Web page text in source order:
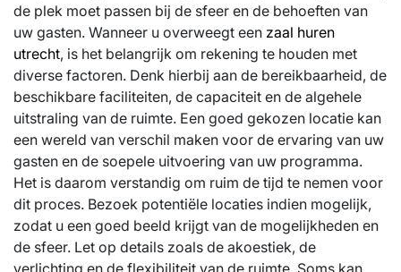
de plek moet passen bij de sfeer en de behoeften van
uw gasten. Wanneer u overweegt een zaal huren
utrecht, is het belangrijk om rekening te houden met
diverse factoren. Denk hierbij aan de bereikbaarheid, de
beschikbare faciliteiten, de capaciteit en de algehele
uitstraling van de ruimte. Een goed gekozen locatie kan
een wereld van verschil maken voor de ervaring van uw
gasten en de soepele uitvoering van uw programma.
Het is daarom verstandig om ruim de tijd te nemen voor
dit proces. Bezoek potentiële locaties indien mogelijk,
zodat u een goed beeld krijgt van de mogelijkheden en
de sfeer. Let op details zoals de akoestiek, de
verlichting en de flexibiliteit van de ruimte. Soms kan